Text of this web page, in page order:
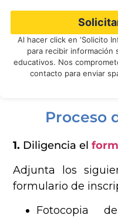
Al hacer click en ‘Solicito
para recibir información
educativos. Nos
contacto para enviar
Proceso
1. Diligencia el
Adjunta los
formulario de
Fotocopia